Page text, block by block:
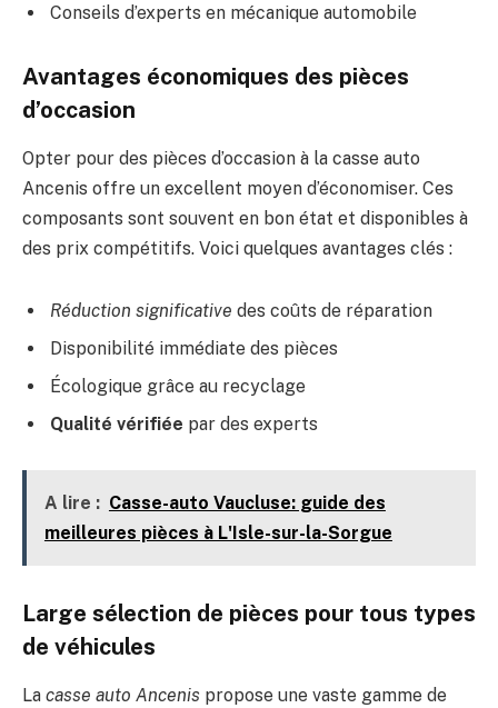
Conseils d’experts en mécanique automobile
Avantages économiques des pièces
d’occasion
Opter pour des pièces d’occasion à la casse auto
Ancenis offre un excellent moyen d’économiser. Ces
composants sont souvent en bon état et disponibles à
des prix compétitifs. Voici quelques avantages clés :
Réduction significative des coûts de réparation
Disponibilité immédiate des pièces
Écologique grâce au recyclage
Qualité vérifiée par des experts
A lire : Casse-auto Vaucluse: guide des
meilleures pièces à L'Isle-sur-la-Sorgue
Large sélection de pièces pour tous types
de véhicules
La casse auto Ancenis propose une vaste gamme de